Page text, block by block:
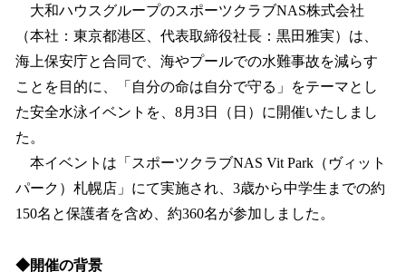
！
数
を
読
み
込
み
中
で
す
大和ハウスグループのスポーツクラブNAS株式会社
（本社：東京都港区、代表取締役社長：黒田雅実）は、
海上保安庁と合同で、海やプールでの水難事故を減らす
ことを目的に、「自分の命は自分で守る」をテーマとし
た安全水泳イベントを、8月3日（日）に開催いたしまし
た。
本イベントは「スポーツクラブNAS Vit Park（ヴィット
パーク）札幌店」にて実施され、3歳から中学生までの約
150名と保護者を含め、約360名が参加しました。
◆開催の背景